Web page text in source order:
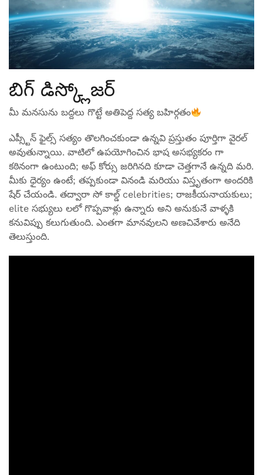
బిగ్ డిస్క్లోజర్
మీ మనసును బద్దలు గొట్టే అతిపెద్ద సత్య బహిర్గతం
ఎప్స్టీన్ ఫైల్స్ సత్యం తొలగించకుండా ఉన్నవి ప్రస్తుతం పూర్తిగా వైరల్
అవుతున్నాయి. వాటిలో ఉపయోగించిన భాష అసభ్యకరం గా
కఠినంగా ఉంటుంది; అఫ్ కోర్సు జరిగినది కూడా చెత్తగానే ఉన్నది మరి.
మీకు ధైర్యం ఉంటే; తప్పకుండా వినండి మరియు విస్తృతంగా అందరికి
షేర్ చేయండి. తద్వారా సో కాల్డ్ celebrities; రాజకీయనాయకులు;
elite సభ్యులు లలో గొప్పవాళ్లు ఉన్నారు అని అనుకునే వాళ్ళకి
కనువిప్పు కలుగుతుంది. ఎంతగా మానవులని అణచివేశారు అనేది
తెలుస్తుంది.